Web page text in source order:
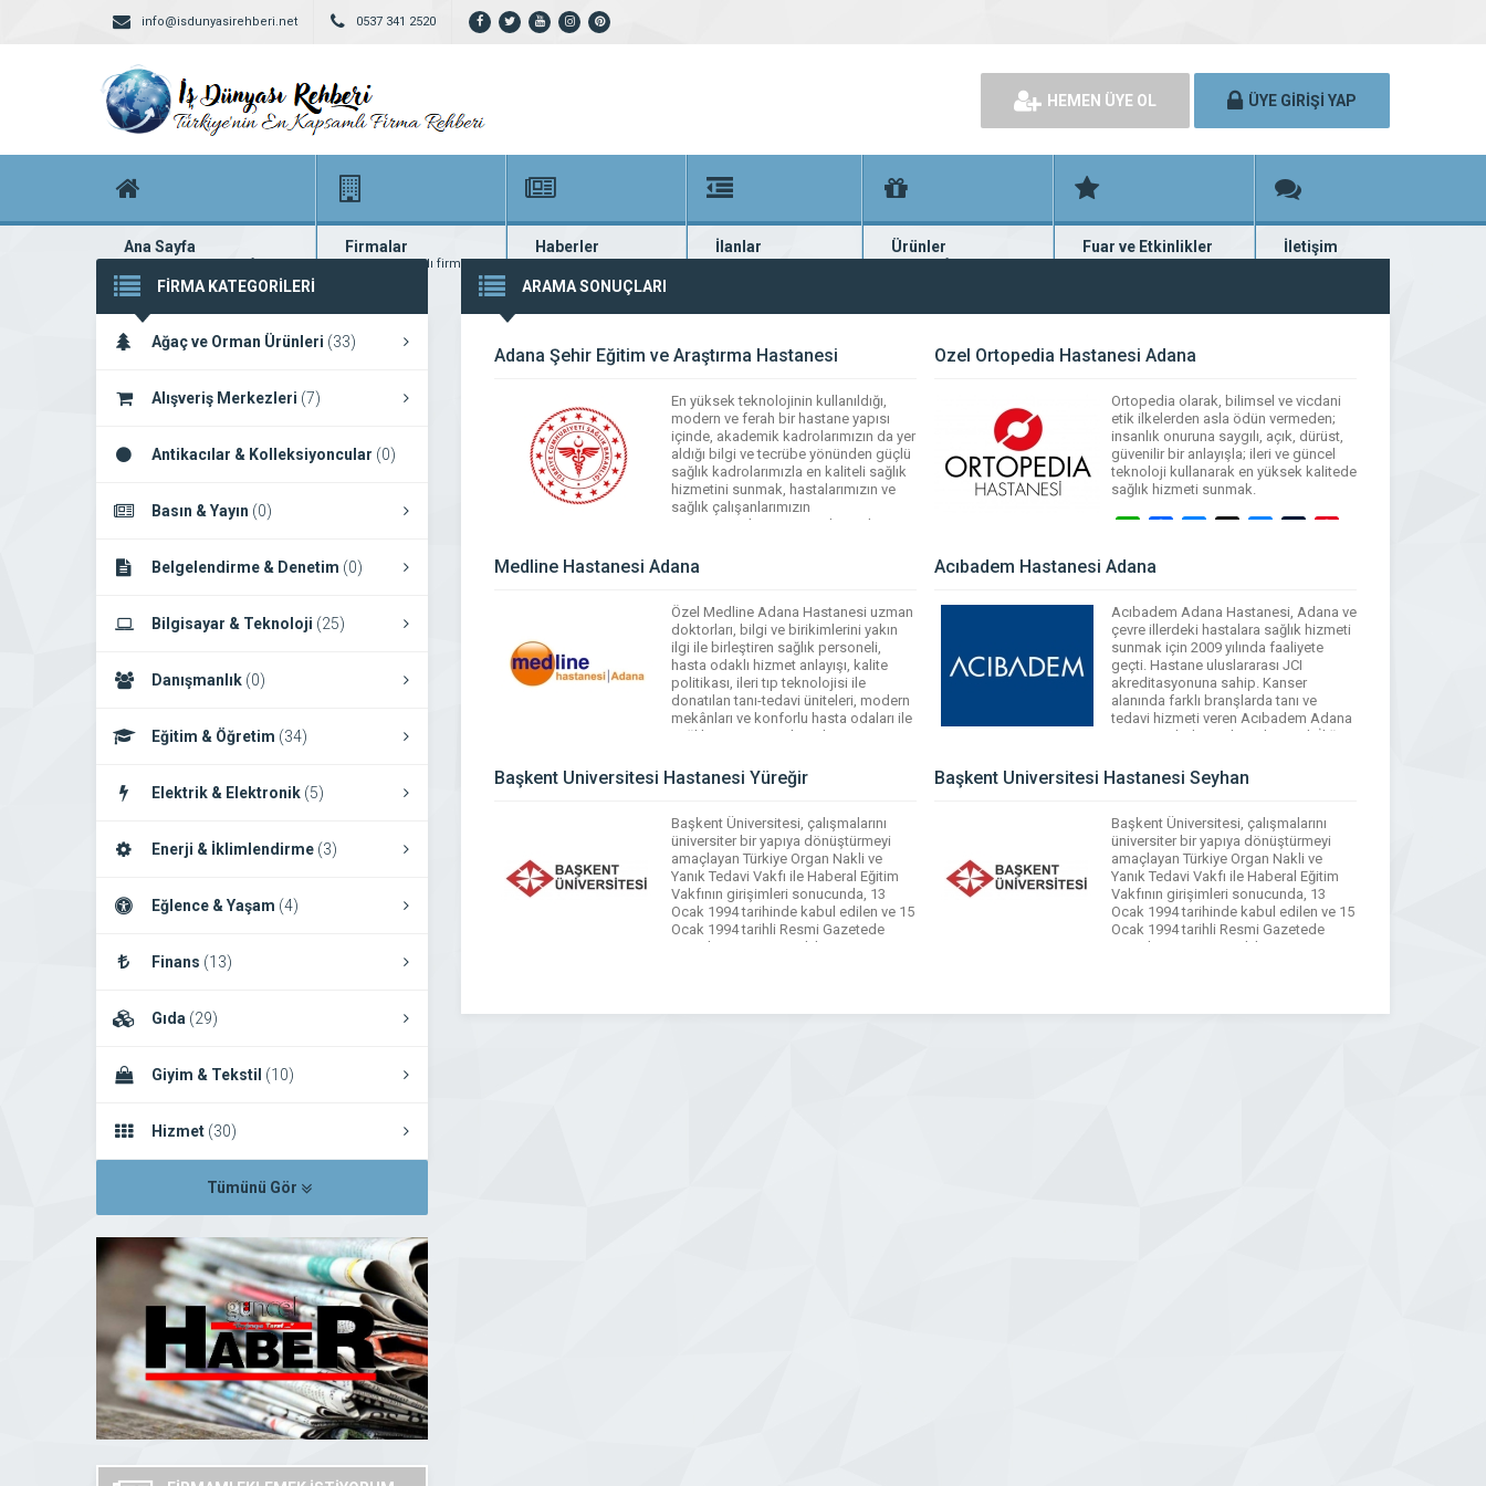
info@isdunyasirehberi.net 0537 341 2520
HEMEN ÜYE OL ÜYE GİRİŞİ YAP
Ana Sayfa
Firma rehberi ana sayfanız
Firmalar
Yüzlerce kayıtlı firma
Haberler
En güncel haberler
İlanlar
Güncel seri ilanlar
Ürünler
Binlerce firma ürünü
Fuar ve Etkinlikler
Fuar ve etkinlik planları
İletişim
Bize ulaşın
FİRMA KATEGORİLERİ
Ağaç ve Orman Ürünleri (33)
Alışveriş Merkezleri (7)
Antikacılar & Kolleksiyoncular (0)
Basın & Yayın (0)
Belgelendirme & Denetim (0)
Bilgisayar & Teknoloji (25)
Danışmanlık (0)
Eğitim & Öğretim (34)
Elektrik & Elektronik (5)
Enerji & İklimlendirme (3)
Eğlence & Yaşam (4)
Finans (13)
Gıda (29)
Giyim & Tekstil (10)
Hizmet (30)
Tümünü Gör
ARAMA SONUÇLARI
Adana Şehir Eğitim ve Araştırma Hastanesi
En yüksek teknolojinin kullanıldığı,
modern ve ferah bir hastane yapısı
içinde, akademik kadrolarımızın da yer
aldığı bilgi ve tecrübe yönünden güçlü
sağlık kadrolarımızla en kaliteli sağlık
hizmetini sunmak, hastalarımızın ve
sağlık çalışanlarımızın
memnuniyetlerini en üst düzeyde
EmailShare
Özel Ortopedia Hastanesi Adana
Ortopedia olarak, bilimsel ve vicdani
etik ilkelerden asla ödün vermeden;
insanlık onuruna saygılı, açık, dürüst,
güvenilir bir anlayışla; ileri ve güncel
teknoloji kullanarak en yüksek kalitede
sağlık hizmeti sunmak.
Email
Medline Hastanesi Adana
Özel Medline Adana Hastanesi uzman
doktorları, bilgi ve birikimlerini yakın
ilgi ile birleştiren sağlık personeli,
hasta odaklı hizmet anlayışı, kalite
politikası, ileri tıp teknolojisi ile
donatılan tanı-tedavi üniteleri, modern
mekânları ve konforlu hasta odaları ile
sağlıkta güvenin adresidir.
WhatsApp
Facebook
Messenger
X
Pinterest
Acıbadem Hastanesi Adana
Acıbadem Adana Hastanesi, Adana ve
çevre illerdeki hastalara sağlık hizmeti
sunmak için 2009 yılında faaliyete
geçti. Hastane uluslararası JCI
akreditasyonuna sahip. Kanser
alanında farklı branşlarda tanı ve
tedavi hizmeti veren Acıbadem Adana
Hastanesi’nde, Pediyatrik Kemik İliği
Çocuk Hematolojisi ve Tıbbı Onkoloji
birimleri yer alıyor. Birçok özel sağlık
WhatsApp
Facebook
Messenger
X Bluesky
Tumblr
EmailShare
Başkent Üniversitesi Hastanesi Yüreğir
Başkent Üniversitesi, çalışmalarını
üniversiter bir yapıya dönüştürmeyi
amaçlayan Türkiye Organ Nakli ve
Yanık Tedavi Vakfı ile Haberal Eğitim
Vakfının girişimleri sonucunda, 13
Ocak 1994 tarihinde kabul edilen ve 15
Ocak 1994 tarihli Resmi Gazetede
yayımlanan 3961 sayılı kanun
kurulmuştur. Hastanemizde sunulan
Başkent Üniversitesi Hastanesi Seyhan
Başkent Üniversitesi, çalışmalarını
üniversiter bir yapıya dönüştürmeyi
amaçlayan Türkiye Organ Nakli ve
Yanık Tedavi Vakfı ile Haberal Eğitim
Vakfının girişimleri sonucunda, 13
Ocak 1994 tarihinde kabul edilen ve 15
Ocak 1994 tarihli Resmi Gazetede
yayımlanan 3961 sayılı kanun
kurulmuştur. Hastanemizde sunulan